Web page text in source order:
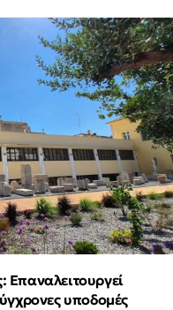
Επαναλειτουργεί
υποδομές